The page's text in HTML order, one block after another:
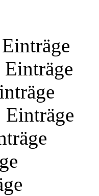
Einträge
Einträge